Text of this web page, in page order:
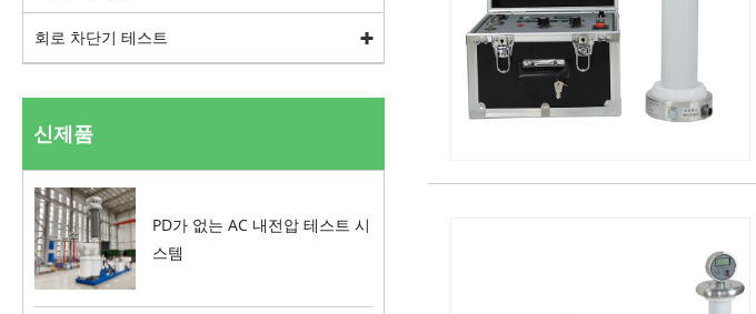
회로 차단기 테스트
신제품
PD가 없는 AC 내전압 테스트 시
스템